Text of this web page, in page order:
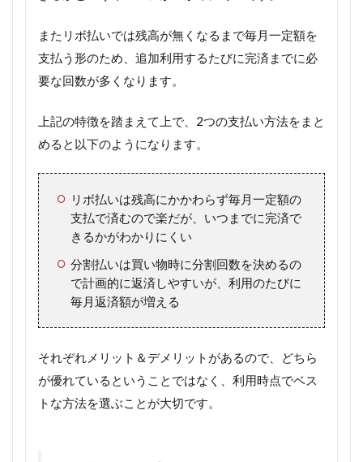
またリボ払いでは残高が無くなるまで毎月一定額を
支払う形のため、 追加利用するたびに完済までに必
要な回数が多く なります。
上記の特徴を踏まえて上で、2つの支払い方法をまと
めると以下のようになります。
リボ払いは残高にかかわらず毎月一定額の
支払で済むので楽だが、いつまでに完済で
きるかがわかりにくい
分割払いは買い物時に分割回数を決めるの
で計画的に返済しやすいが、利用のたびに
毎月返済額が増える
それぞれメリット＆デメリットがあるので、どちら
が優れているということではなく、利用時点でベス
トな方法を選ぶことが大切です。